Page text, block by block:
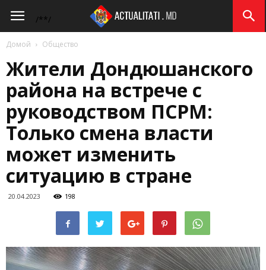
/**/
Actualitati.md
Домой Общество
Жители Дондюшанского
района на встрече с
руководством ПСРМ:
Только смена власти
может изменить
ситуацию в стране
20.04.2023 198